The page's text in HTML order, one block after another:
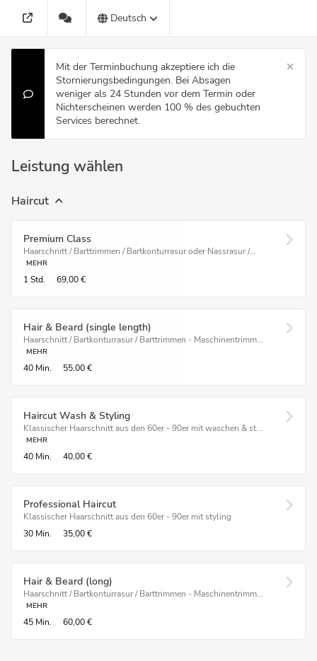
Deutsch
Mit der Terminbuchung akzeptiere ich die
Stornierungsbedingungen. Bei Absagen
weniger als 24 Stunden vor dem Termin oder
Nichterscheinen werden 100 % des gebuchten
Services berechnet.
Leistung wählen
Haircut
Premium Class
Haarschnitt / Barttrimmen / Bartkonturrasur oder Nassrasur /...
MEHR
1 Std. 69,00 €
Hair & Beard (single length)
Haarschnitt / Bartkonturrasur / Barttrimmen - Maschinentrimm...
MEHR
40 Min. 55,00 €
Haircut Wash & Styling
Klassischer Haarschnitt aus den 60er - 90er mit waschen & st...
MEHR
40 Min. 40,00 €
Professional Haircut
Klassischer Haarschnitt aus den 60er - 90er mit styling
30 Min.
35,00 €
Hair & Beard (long)
Haarschnitt / Bartkonturrasur / Barttrimmen - Maschinentrimm...
MEHR
45 Min. 60,00 €